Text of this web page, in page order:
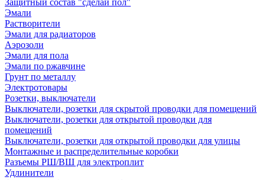
Защитный состав "сделай пол"
Эмали
Растворители
Эмали для радиаторов
Аэрозоли
Эмали для пола
Эмали по ржавчине
Грунт по металлу
Электротовары
Розетки, выключатели
Выключатели, розетки для скрытой проводки для помещений
Выключатели, розетки для открытой проводки для
помещений
Выключатели, розетки для открытой проводки для улицы
Монтажные и распределительные коробки
Разъемы РШ/ВШ для электроплит
Удлинители